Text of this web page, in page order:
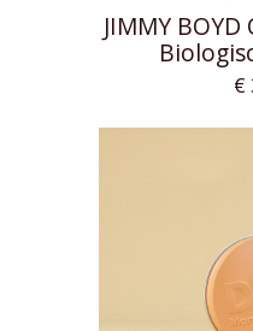
JIMMY
€